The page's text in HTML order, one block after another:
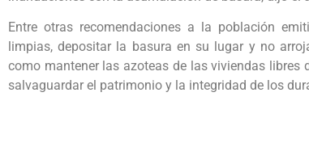
Entre otras recomendaciones a la población
limpias, depositar la basura en su lugar y no
como mantener las azoteas de las viviendas libres
salvaguardar el patrimonio y la integridad de los